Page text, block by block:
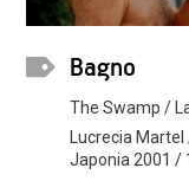
Bagno
The Swamp /
Lucrecia
Japonia 2001 /